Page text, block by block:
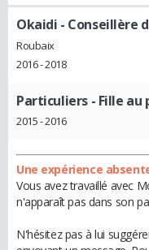
Okaidi - Conseillère
Roubaix
2016 - 2018
Particuliers- Fille au
2015 - 2016
Une expérience
Vous avez travaillé avec
n'apparaît pas dans son
N'hésitez pas à lui